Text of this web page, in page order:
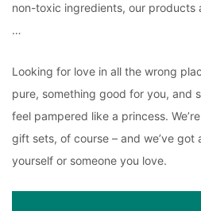
non-toxic ingredients, our products
…
Looking for love in all the wrong
pure, something good for you, and
feel pampered like a princess.
gift sets, of course – and we’ve
yourself or someone you love.